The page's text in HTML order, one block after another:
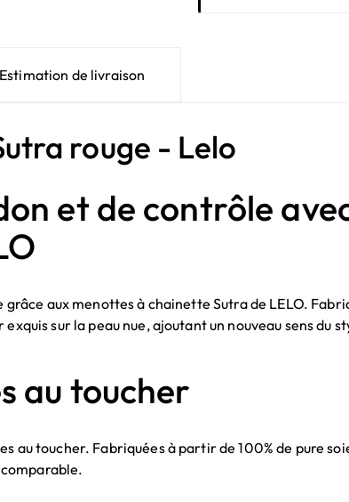
Estimation de livraison
rouge - Lelo
et de contrôle
aux menottes à chainette Sutra de LELO.
sur la peau nue, ajoutant un nouveau sens du
au toucher
au toucher. Fabriquées à partir de 100% de pure